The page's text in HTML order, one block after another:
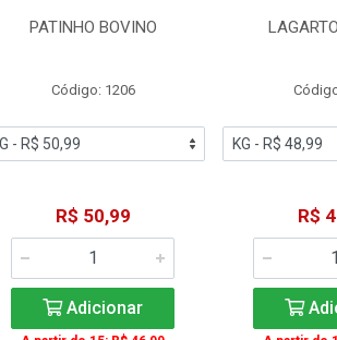
PATINHO BOVINO
Código: 1206
R$ 50,99
Adicionar
R$